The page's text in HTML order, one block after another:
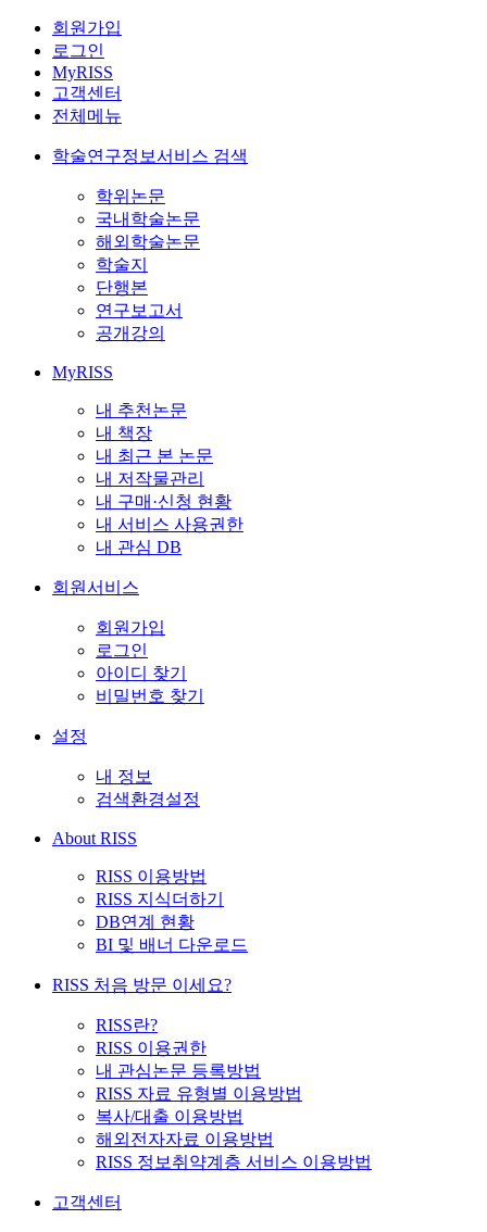
회원가입
로그인
MyRISS
고객센터
전체메뉴
학술연구정보서비스 검색
학위논문
국내학술논문
해외학술논문
학술지
단행본
연구보고서
공개강의
MyRISS
내 추천논문
내 책장
내 최근 본 논문
내 저작물관리
내 구매·신청 현황
내 서비스 사용권한
내 관심 DB
회원서비스
회원가입
로그인
아이디 찾기
비밀번호 찾기
설정
내 정보
검색환경설정
About RISS
RISS 이용방법
RISS 지식더하기
DB연계 현황
BI 및 배너 다운로드
RISS 처음 방문 이세요?
RISS란?
RISS 이용권한
내 관심논문 등록방법
RISS 자료 유형별 이용방법
복사/대출 이용방법
해외전자자료 이용방법
RISS 정보취약계층 서비스 이용방법
고객센터